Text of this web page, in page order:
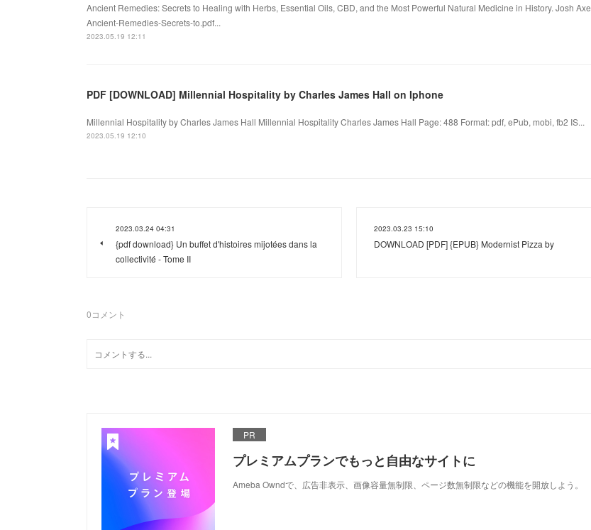
Ancient Remedies: Secrets to Healing with Herbs, Essential Oils, CBD, and the Most Powerful Natural Medicine in History. Josh Axe
Ancient-Remedies-Secrets-to.pdf...
2023.05.19 12:11
PDF [DOWNLOAD] Millennial Hospitality by Charles James Hall on Iphone
Millennial Hospitality by Charles James Hall Millennial Hospitality Charles James Hall Page: 488 Format: pdf, ePub, mobi, fb2 IS...
2023.05.19 12:10
2023.03.24 04:31
{pdf download} Un buffet d'histoires mijotées dans la
collectivité - Tome II
2023.03.23 15:10
DOWNLOAD [PDF] {EPUB} Modernist Pizza by
0コメント
PR
プレミアムプランでもっと自由なサイトに
Ameba Owndで、広告非表示、画像容量無制限、ページ数無制限などの機能を開放しよう。